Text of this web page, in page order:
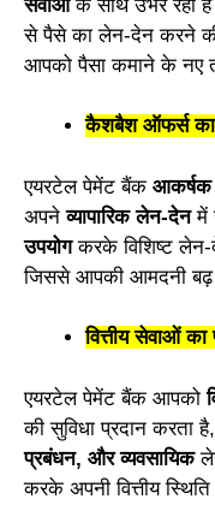
सेवाओंके साथ उभर रहा
से पैसे का लेन-देन करने की
आपको पैसा कमाने के नए
कैशबैश ऑफर्स
एयरटेल पेमेंट बैंक
अपनेव्यापारिक लेन-देनमें
उपयोगकरके विशिष्ट लेन-
जिससे आपकी आमदनी
वित्तीय सेवाओं
एयरटेल पेमेंट बैंक आपको
की सुविधा प्रदान करता
प्रबंधन, और व्यवसायिक
करके अपनी वित्तीय